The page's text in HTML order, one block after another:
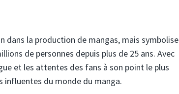
dans la production de mangas, mais symbolise
de personnes depuis plus de 25 ans. Avec
et les attentes des fans à son point le plus
influentes du monde du manga.